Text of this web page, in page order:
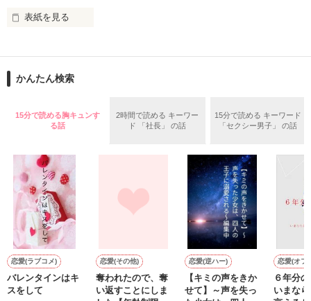
現れる獣のような怪物。
俺達は、生きる為に人を殺す。
表紙を見る
どこで道を間違えてしまったのだろう？
“幸せになりたい”
ただ、
それだけだった
☆★完結しました☆★
本編
2011.10.01～2011.10.13
かんたん検索
15分で読める胸キュンす
る話
2時間で読める キーワー
ド 「社長」 の話
15分で読める キーワード
「セクシー男子」 の話
恋愛(ラブコメ)
バレンタインはキ
スをして
恋愛(その他)
奪われたので、奪
い返すことにしま
恋愛(逆ハー)
【キミの声をきか
せて】～声を失っ
恋愛(オフ
６年分
いまな